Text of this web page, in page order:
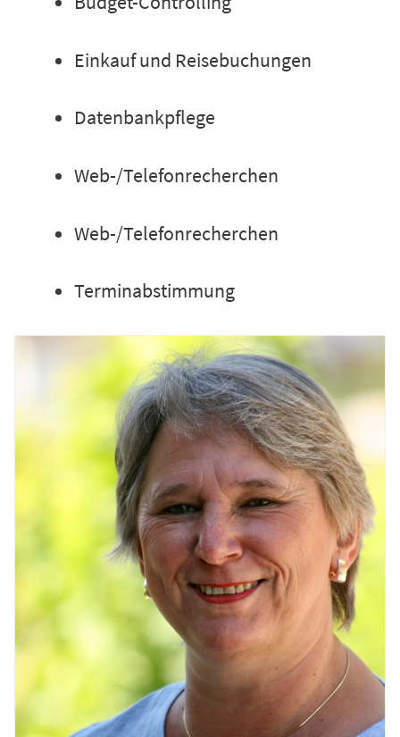
Einkauf und Reisebuchungen
Datenbankpflege
Web-/Telefonrecherchen
Web-/Telefonrecherchen
Terminabstimmung